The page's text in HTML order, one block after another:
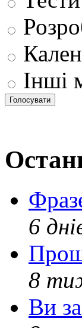
Інші
6
8
Ви